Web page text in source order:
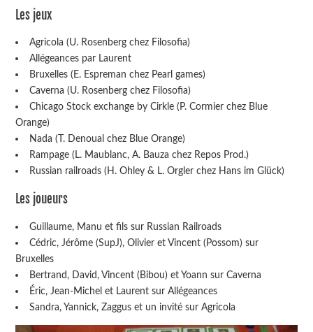
Les jeux
Agricola (U. Rosenberg chez Filosofia)
Allégeances par Laurent
Bruxelles (E. Espreman chez Pearl games)
Caverna (U. Rosenberg chez Filosofia)
Chicago Stock exchange by Cirkle (P. Cormier chez Blue
Orange)
Nada (T. Denoual chez Blue Orange)
Rampage (L. Maublanc, A. Bauza chez Repos Prod.)
Russian railroads (H. Ohley & L. Orgler chez Hans im Glück)
Les joueurs
Guillaume, Manu et fils sur Russian Railroads
Cédric, Jérôme (SupJ), Olivier et Vincent (Possom) sur
Bruxelles
Bertrand, David, Vincent (Bibou) et Yoann sur Caverna
Éric, Jean-Michel et Laurent sur Allégeances
Sandra, Yannick, Zaggus et un invité sur Agricola